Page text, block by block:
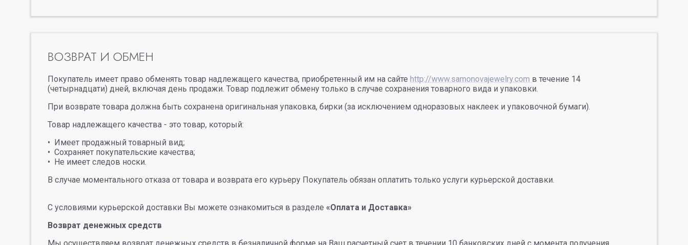
ВОЗВРАТ И ОБМЕН
Покупатель имеет право обменять товар надлежащего качества, приобретенный им на сайте http://www.samonovajewelry.com в течение 14
(четырнадцати) дней, включая день продажи. Товар подлежит обмену только в случае сохранения товарного вида и упаковки.
При возврате товара должна быть сохранена оригинальная упаковка, бирки (за исключением одноразовых наклеек и упаковочной бумаги).
Товар надлежащего качества - это товар, который:
Имеет продажный товарный вид;
Сохраняет покупательские качества;
Не имеет следов носки.
В случае моментального отказа от товара и возврата его курьеру Покупатель обязан оплатить только услуги курьерской доставки.
С условиями курьерской доставки Вы можете ознакомиться в разделе «Оплата и Доставка»
Возврат денежных средств